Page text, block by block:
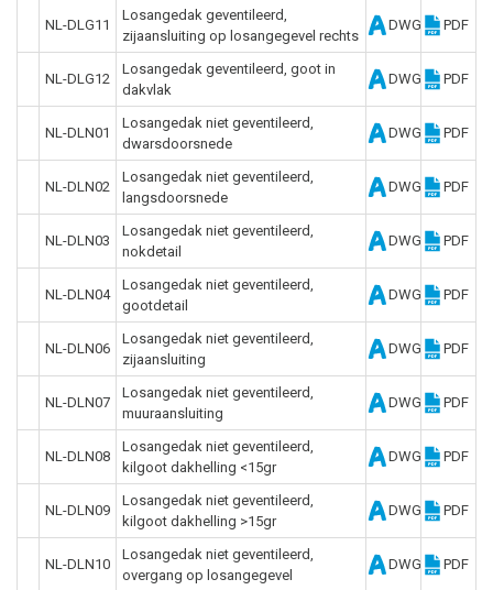
NL-DLG11
Losangedak geventileerd,
zijaansluiting op losangegevel rechts
DWG PDF
NL-DLG12
Losangedak geventileerd, goot in
dakvlak
DWG PDF
NL-DLN01
Losangedak niet geventileerd,
dwarsdoorsnede
DWG PDF
NL-DLN02
Losangedak niet geventileerd,
langsdoorsnede
DWG PDF
NL-DLN03
Losangedak niet geventileerd,
nokdetail
DWG PDF
NL-DLN04
Losangedak niet geventileerd,
gootdetail
DWG PDF
NL-DLN06
Losangedak niet geventileerd,
zijaansluiting
DWG PDF
NL-DLN07
Losangedak niet geventileerd,
muuraansluiting
DWG PDF
NL-DLN08
Losangedak niet geventileerd,
kilgoot dakhelling <15gr
DWG PDF
NL-DLN09
Losangedak niet geventileerd,
kilgoot dakhelling >15gr
DWG PDF
NL-DLN10
Losangedak niet geventileerd,
overgang op losangegevel
DWG PDF